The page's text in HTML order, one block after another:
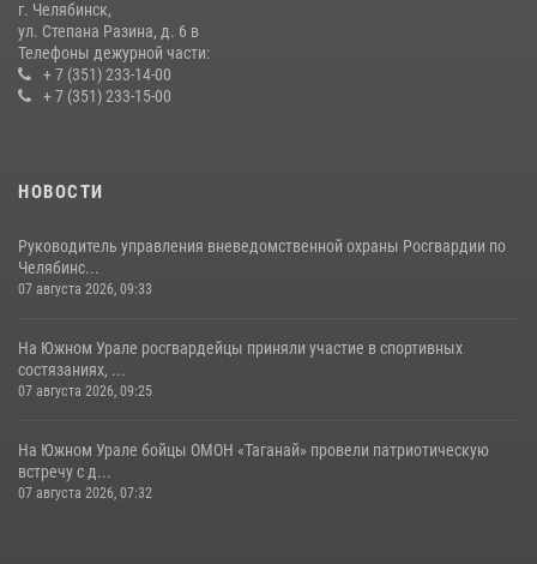
14 июля 2026, 05:15
г. Челябинск,
ул. Степана Разина, д. 6 в
Телефоны дежурной части:
+ 7 (351) 233-14-00
+ 7 (351) 233-15-00
НОВОСТИ
Руководитель управления вневедомственной охраны Росгвардии по
Челябинс...
07 августа 2026, 09:33
На Южном Урале росгвардейцы приняли участие в спортивных
состязаниях, ...
07 августа 2026, 09:25
На Южном Урале бойцы ОМОН «Таганай» провели патриотическую
встречу с д...
07 августа 2026, 07:32